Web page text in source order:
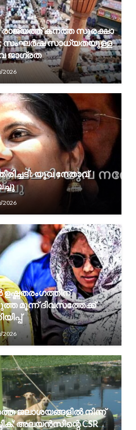
രാജ്യത്ത് കനത്ത സുരക്ഷാ
സംഘർഷ സാധ്യതയുള്ള
ജാഗ്രത
2026
യുവ നേതാവ്
2026
മൂന്ന് ദിവസത്തേക്ക്
2026
ജലാശയങ്ങളിൽ നിന്ന്
അലയൻസിന്റെ CSR